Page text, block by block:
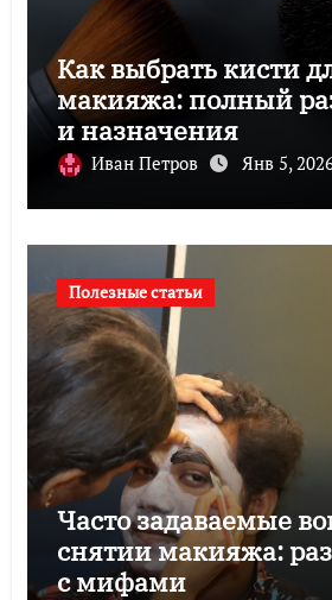
Как выбрать кисти
макияжа: полный
и назначения
Иван Петров Янв 5,
Полезные статьи
Часто задаваемые
снятии макияжа:
с мифами